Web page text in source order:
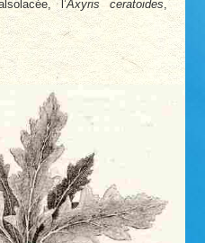
l’Axyris ceratoides